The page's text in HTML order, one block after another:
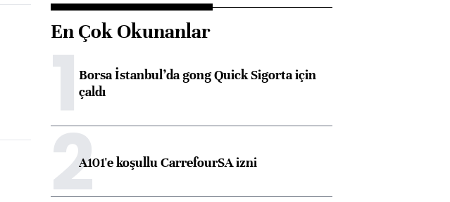
En Çok Okunanlar
1Borsa İstanbul’da gong Quick Sigorta için
çaldı
2A101'e koşullu CarrefourSA izni